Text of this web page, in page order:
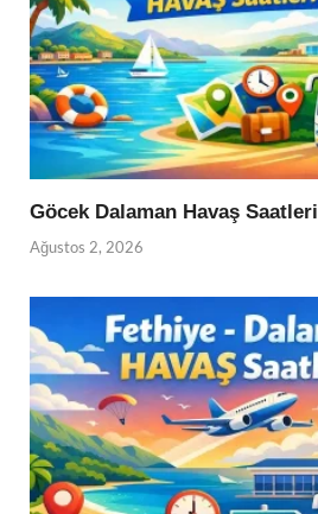
Göcek Dalaman Havaş Saatleri
Ağustos 2, 2026